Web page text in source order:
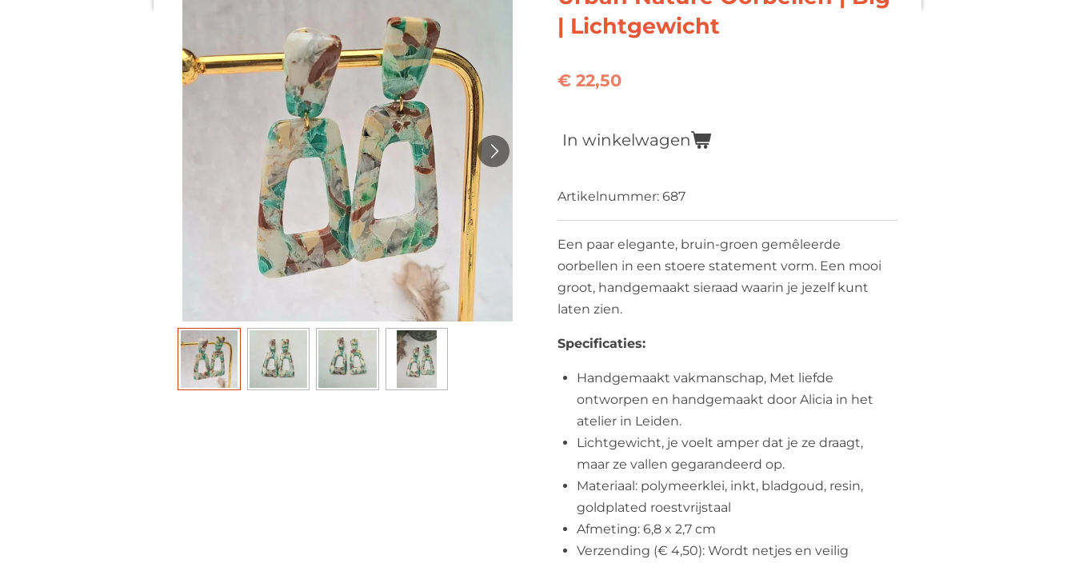
| Lichtgewicht
€ 22,50
In winkelwagen
Artikelnummer: 687
Een paar elegante, bruin-groen gemêleerde
oorbellen in een stoere statement vorm. Een mooi
groot, handgemaakt sieraad waarin je jezelf kunt
laten zien.
Specificaties:
Handgemaakt vakmanschap, Met liefde
ontworpen en handgemaakt door Alicia in het
atelier in Leiden.
Lichtgewicht, je voelt amper dat je ze draagt,
maar ze vallen gegarandeerd op.
Materiaal: polymeerklei, inkt, bladgoud, resin,
goldplated roestvrijstaal
Afmeting: 6,8 x 2,7 cm
Verzending (€ 4,50): Wordt netjes en veilig